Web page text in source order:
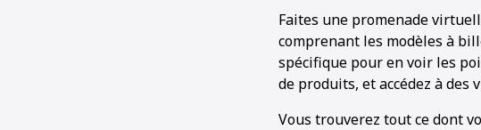
Faites une promenade
comprenant les modèles à
spécifique pour en voir les
de produits, et accédez à des
Vous trouverez tout ce dont